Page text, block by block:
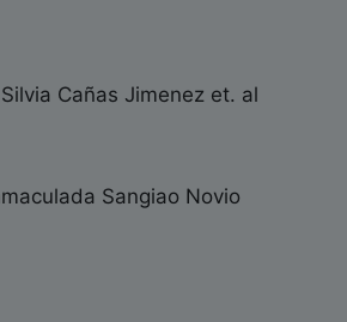
Cañas Jimenez et. al
Sangiao Novio